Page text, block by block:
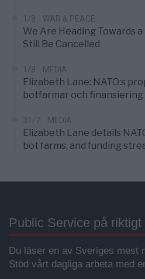
1/8 WAR & PEACE
We Are Heading Towards
Still Be Cancelled
1/8 MEDIA
Elizabeth Lane: NATO:s
botfarmar och finansiering
31/7 MEDIA
Elizabeth Lane details
bot farms, and funding
Public Service på riktigt
Du läser en av Sveriges mest
Stöd vårt dagliga arbeta med